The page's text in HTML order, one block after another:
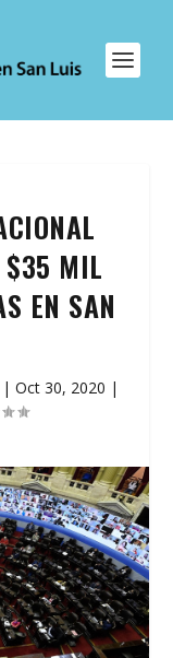
$35 MIL
EN SAN
| Oct 30, 2020 |